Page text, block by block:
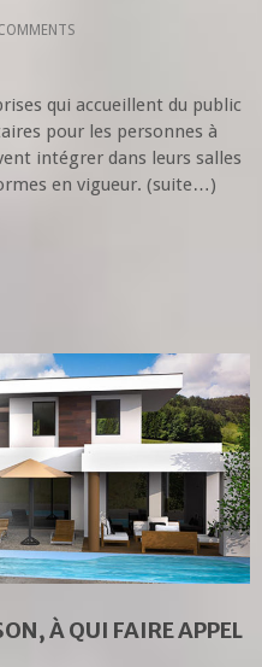
qui accueillent du public
pour les personnes à
intégrer dans leurs salles
en vigueur. (suite…)
À QUI FAIRE APPEL